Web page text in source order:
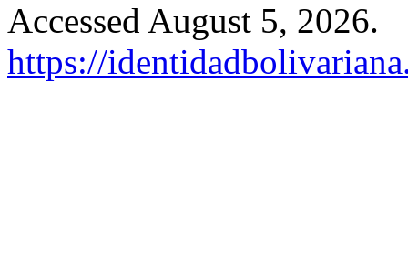
Accessed August 5, 2026.
https://